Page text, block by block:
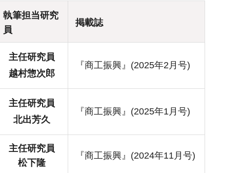
執筆担当研究
員
掲載誌
主任研究員
越村惣次郎
『商工振興』(2025年2月号)
主任研究員
北出芳久
『商工振興』(2025年1月号)
主任研究員
松下隆
『商工振興』(2024年11月号)